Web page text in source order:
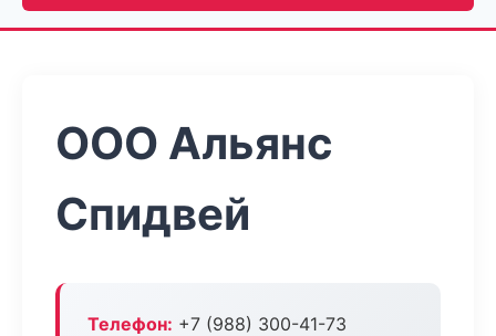
ООО Альянс
Спидвей
Телефон: +7 (988) 300-41-73